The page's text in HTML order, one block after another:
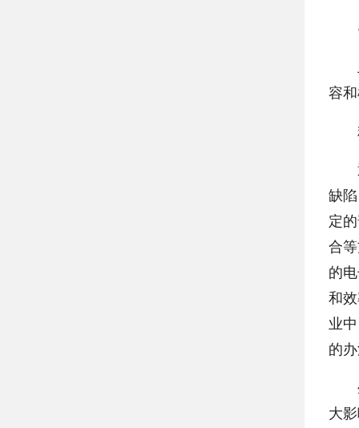
●
上
容
精
通
缺
定
合
的
和
业
的
生
大